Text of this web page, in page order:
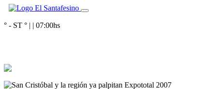
° - ST ° | | 07:00hs